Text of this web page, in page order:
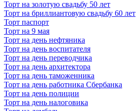
Торт на золотую свадьбу 50 лет
Торт на бриллиантовую свадьбу 60 лет
Торт паспорт
Торт на 9 мая
Торт на день нефтяника
Торт на день воспитателя
Торт на день переводчика
Торт на день архитектора
Торт на день таможенника
Торт на день работника Сбербанка
Торт на день полиции
Торт на день налоговика